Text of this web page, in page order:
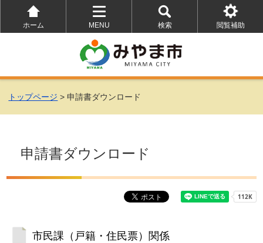
ホーム
MENU
を
開
く
検索
を
開
く
閲覧補助
を
トップページ > 申請書ダウンロード
申請書ダウンロード
市民課（戸籍・住民票）関係